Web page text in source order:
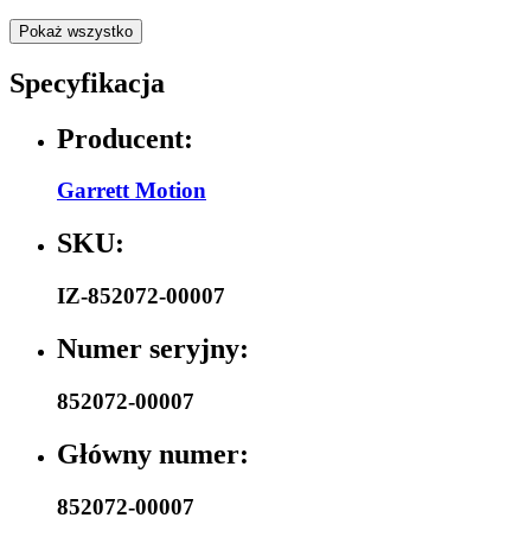
Pokaż wszystko
Specyfikacja
Producent:
Garrett Motion
SKU:
IZ-852072-00007
Numer seryjny:
852072-00007
Główny numer:
852072-00007